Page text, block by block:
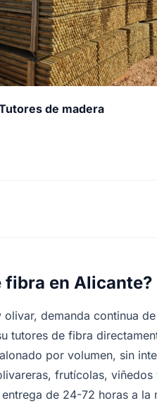
de madera
fibra en Alicante?
demanda continua
tutores de fibra
por volumen, sin
frutícolas,
de 24-72 horas a